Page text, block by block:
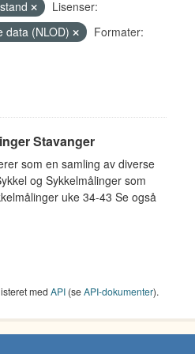
Lisenser:
data (NLOD)
Formater:
Stavanger
som en samling av diverse
og Sykkelmålinger som
uke 34-43 Se også
med API (seAPI-dokumenter).